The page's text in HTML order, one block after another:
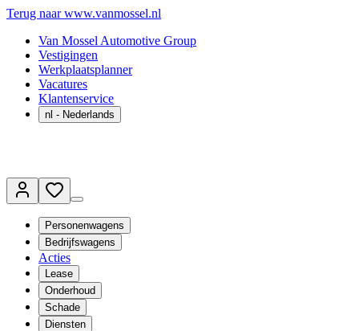
Terug naar www.vanmossel.nl
Van Mossel Automotive Group
Vestigingen
Werkplaatsplanner
Vacatures
Klantenservice
nl - Nederlands
Personenwagens
Bedrijfswagens
Acties
Lease
Onderhoud
Schade
Diensten